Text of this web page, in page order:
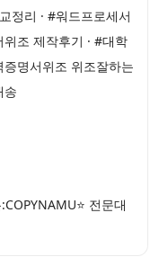
정리 · #워드프로세서
조 제작후기 · #대학
명서위조 위조잘하는
송
전문대